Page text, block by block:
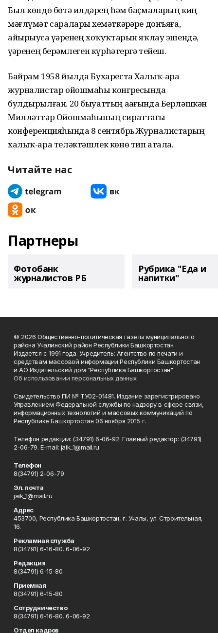
Был көндө бөтә илдәрҙең һәм баҫмаларҙың киң
мәғлүмәт саралары хеҙмәткәрҙәре донъяға,
айырыуса үҙҙәренең хоҡуҡтарын яҡлау эшендә,
үҙҙәренең берҙәмлеген күрһәтергә тейеш.
Байрам 1958 йылда Бухареста Халыҡ-ара
журналистар ойошмаһы конгресында
булдырылған. 20 быуаттың аҙағында Берләшкән
Милләттәр Ойошмаһының сираттағы
конференцияһында 8 сентябрь Журналистарҙың
халыҡ-ара теләктәшлек көнө тип атала.
Читайте нас
Партнеры
Фотобанк
журналистов РБ
Рубрика "Еда и
напитки"
© 2026 Общественно-политическая газеты муниципального
района Учалинский район Республики Башкортостан.
Издается с 1991 года. Учредитель: Агентство по печати и
средствам массовой информации Республики Башкортостан
и АО Издательский дом "Республика Башкортостан".
Об использовании персональных данных
Свидетельство ПИ № ТУ02-01481. Издание зарегистрировано
Управлением Федеральной службы по надзору в сфере связи,
информационных технологий и массовых коммуникаций по
Республике Башкортостан 06 ноября 2015 г.
Телефон редакции: (34791) 6-06-92. Главный редактор: (34791)
2-06-79. Е-mаil: jaik_1@mail.ru
Телефон
8(34791) 2-06-79
Эл. почта
jaik_1@mail.ru
Адрес
453700, Республика Башкортостан, г. Учалы, ул. Строительная,
16.
Рекламная служба
8(34791) 6-16-80, 6-06-92
Редакция
8(34791) 6-15-80
Приемная
8(34791) 6-15-80
Сотрудничество
8(34791) 6-16-80, 6-06-92
Отдел кадров